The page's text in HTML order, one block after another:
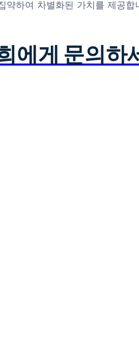
약하여 차별화된 가치를 제공합
에게 문의하